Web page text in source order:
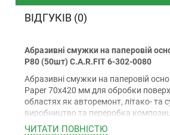
Готівкою (тільки для Києва)
Оплата карткою Visa,
Приватбанк
Безготівковий розрахунок (з
ВІДГУКІВ (0)
Абразивні смужки на паперовій
P80 (50шт) C.A.R.FIT 6-302-0080
Абразивні смужки на паперовій
Paper 70х420 мм для обробки
областях як авторемонт, літако- та
виробництво та переробка
та пластиков.
ЧИТАТИ ПОВНIСТЮ